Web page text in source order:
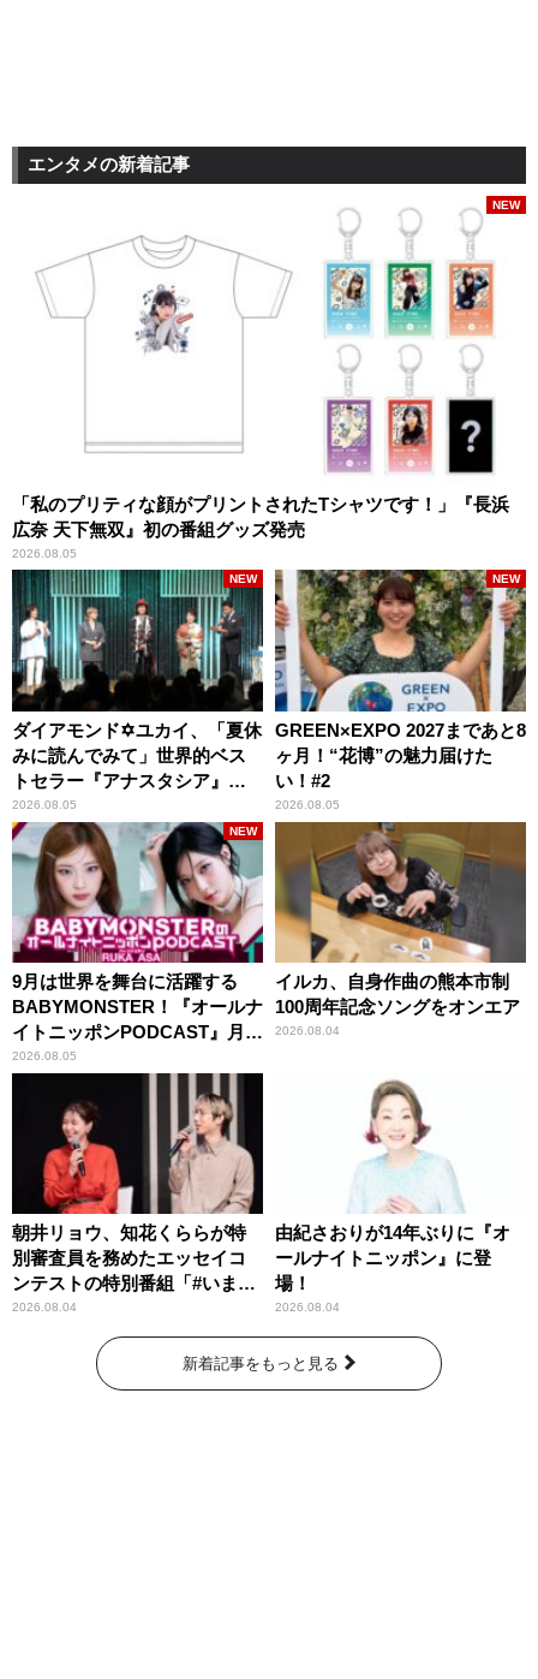
エンタメの新着記事
「私のプリティな顔がプリントされたTシャツです！」『長浜
広奈 天下無双』初の番組グッズ発売
2026.08.05
NEW
ダイアモンド✡ユカイ、「夏休
みに読んでみて」世界的ベス
トセラー『アナスタシア』を
紹介
2026.08.05
NEW
GREEN×EXPO 2027まであと8
ヶ月！“花博”の魅力届けた
い！#2
2026.08.05
NEW
9月は世界を舞台に活躍する
BABYMONSTER！『オールナ
イトニッポンPODCAST』月替
わりパーソナリティ
2026.08.05
NEW
イルカ、自身作曲の熊本市制
100周年記念ソングをオンエア
2026.08.04
朝井リョウ、知花くららが特
別審査員を務めたエッセイコ
ンテストの特別番組「#いまあ
なたに伝えたいこと」
2026.08.04
由紀さおりが14年ぶりに『オ
ールナイトニッポン』に登
場！
2026.08.04
新着記事をもっと見る